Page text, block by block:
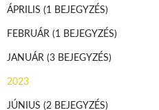
ÁPRILIS (1 BEJEGYZÉS)
FEBRUÁR (1 BEJEGYZÉS)
JANUÁR (3 BEJEGYZÉS)
2023
JÚNIUS (2 BEJEGYZÉS)